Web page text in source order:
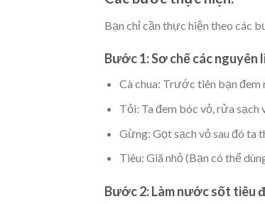
Bạn chỉ cần thực hiện theo các
Bước 1: Sơ chế các nguyên
Cà chua: Trước tiên bạn đem
Tỏi: Ta đem bóc vỏ, rửa sạch
Gừng: Gọt sạch vỏ sau đó ta
Tiêu: Giã nhỏ (Bạn có thể
Bước 2: Làm nước sốt tiêu